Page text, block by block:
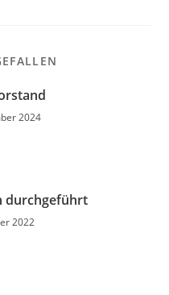
2024
durchgeführt
2022